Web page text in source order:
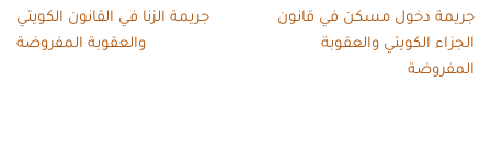
جريمة دخول مسكن في قانون
الجزاء الكويتي والعقوبة
المفروضة
جريمة الزنا في القانون الكويتي
والعقوبة المفروضة